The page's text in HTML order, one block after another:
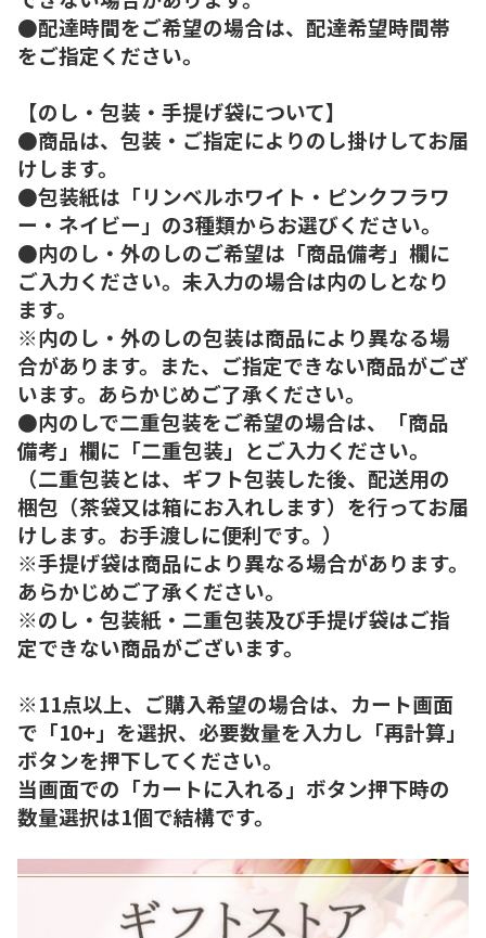
●配達時間をご希望の場合は、配達希望時間帯
をご指定ください。
【のし・包装・手提げ袋について】
●商品は、包装・ご指定によりのし掛けしてお届
けします。
●包装紙は「リンベルホワイト・ピンクフラワ
ー・ネイビー」の3種類からお選びください。
●内のし・外のしのご希望は「商品備考」欄に
ご入力ください。未入力の場合は内のしとなり
ます。
※内のし・外のしの包装は商品により異なる場
合があります。また、ご指定できない商品がござ
います。あらかじめご了承ください。
●内のしで二重包装をご希望の場合は、「商品
備考」欄に「二重包装」とご入力ください。
（二重包装とは、ギフト包装した後、配送用の
梱包（茶袋又は箱にお入れします）を行ってお届
けします。お手渡しに便利です。）
※手提げ袋は商品により異なる場合があります。
あらかじめご了承ください。
※のし・包装紙・二重包装及び手提げ袋はご指
定できない商品がございます。
※11点以上、ご購入希望の場合は、カート画面
で「10+」を選択、必要数量を入力し「再計算」
ボタンを押下してください。
当画面での「カートに入れる」ボタン押下時の
数量選択は1個で結構です。